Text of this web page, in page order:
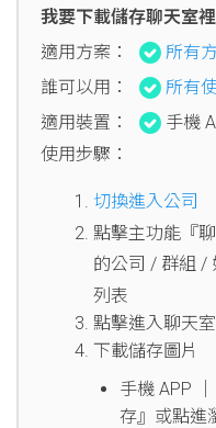
我要下載儲存聊天室
適用方案：
所有
誰可以用：
所有
適用裝置：
手機
使用步驟：
切換進入公司
點擊主功能『
的公司 / 群組 /
列表
點擊進入聊天
下載儲存圖片
手機 APP │
存』或點進